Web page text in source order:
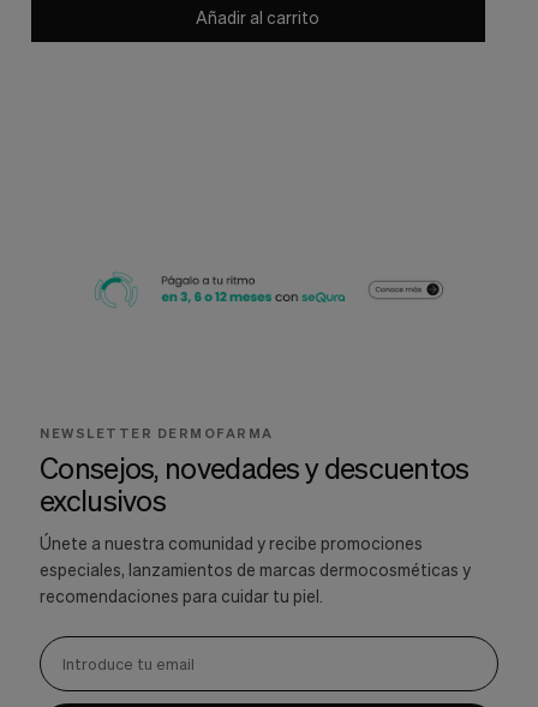
Añadir al carrito
NEWSLETTER DERMOFARMA
Consejos, novedades y descuentos
exclusivos
Únete a nuestra comunidad y recibe promociones
especiales, lanzamientos de marcas dermocosméticas y
recomendaciones para cuidar tu piel.